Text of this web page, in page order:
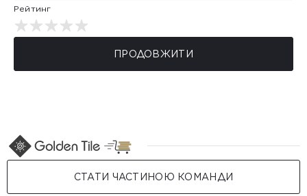
Рейтинг
ПРОДОВЖИТИ
СТАТИ ЧАСТИНОЮ КОМАНДИ